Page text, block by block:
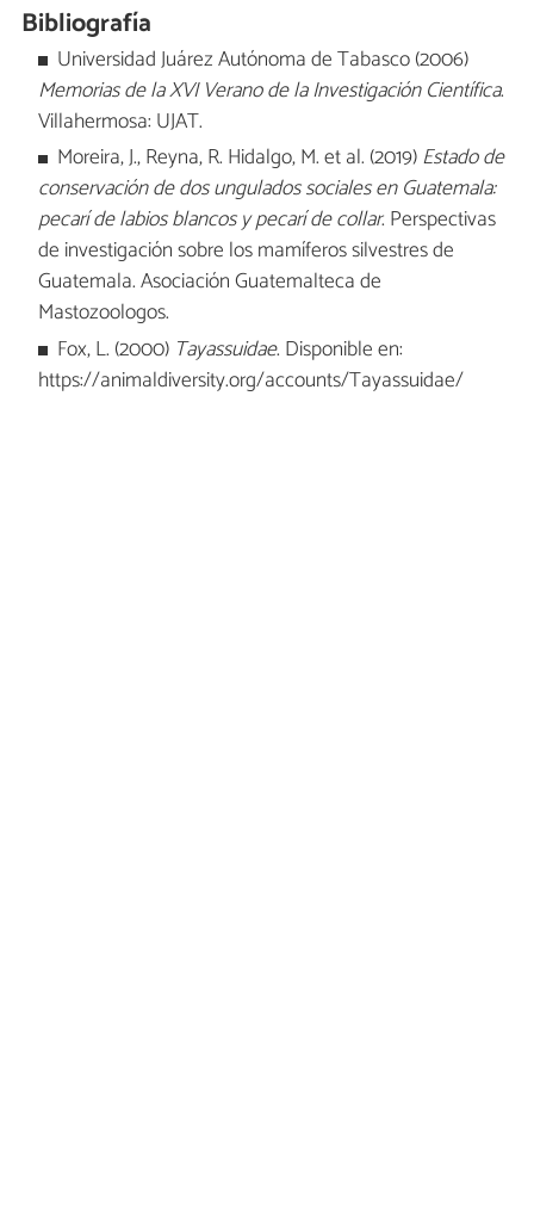
Bibliografía
Universidad Juárez Autónoma de Tabasco (2006)
Memorias de la XVI Verano de la Investigación Científica.
Villahermosa: UJAT.
Moreira, J., Reyna, R. Hidalgo, M. et al. (2019)Estado de
conservación de dos ungulados sociales en Guatemala:
pecarí de labios blancos y pecarí de collar. Perspectivas
de investigación sobre los mamíferos silvestres de
Guatemala. Asociación Guatemalteca de
Mastozoologos.
Fox, L. (2000) Tayassuidae. Disponible en:
https://animaldiversity.org/accounts/Tayassuidae/